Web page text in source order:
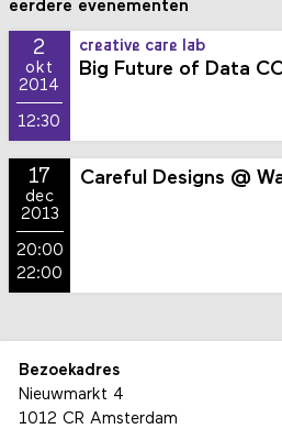
eerdere evenementen
2
okt
2014
12:30
creative care lab
Big Future of Data
17
dec
2013
20:00
22:00
Careful Designs @
Bezoekadres
Nieuwmarkt 4
1012 CR Amsterdam